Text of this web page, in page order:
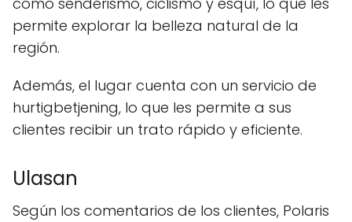
permite explorar la belleza natural de la
región.
Además, el lugar cuenta con un servicio de
hurtigbetjening, lo que les permite a sus
clientes recibir un trato rápido y eficiente.
Ulasan
Según los comentarios de los clientes, Polaris